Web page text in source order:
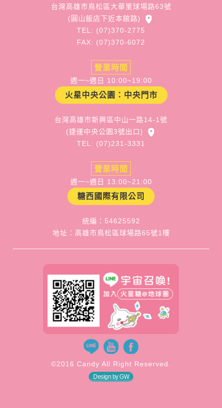
台灣高雄市鳥松區大華里球場路63號
(圓山飯店下近本館路)
TEL: (07)370-2775
FAX: (07)370-6072
營業時間
週一~週日 10:00~19:00
火星中央公園：中央門市
台灣高雄市新興區中山一路14-1號
(捷運中央公園3號出口)
TEL: (07)231-3331
營業時間
週一~週日 13:00~21:00
糖西國際有限公司
統編：54625592
地址：高雄市鳥松區球場路65號1樓
©2016 Candy All Right Reserved.
Design by GW